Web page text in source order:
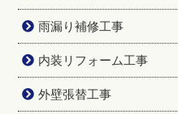
雨漏り補修工事
内装リフォーム工事
外壁張替工事